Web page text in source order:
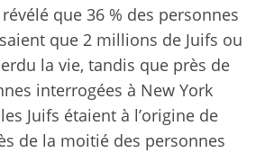
que 36 % des personnes
que 2 millions de Juifs ou
la vie, tandis que près de
interrogées à New York
Juifs étaient à l’origine de
de la moitié des personnes